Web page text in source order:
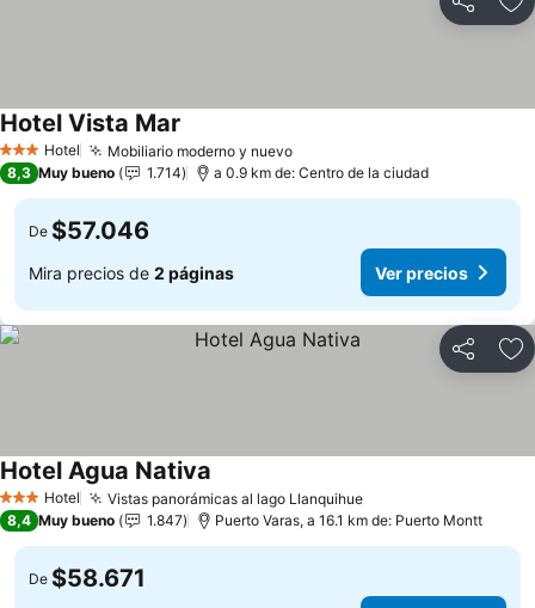
Compartir
3 Estrellas
Hotel Mobiliario moderno y nuevoVer precios
Hotel Vista Mar
8,3 Muy bueno 1.714 a 0.9 km de: Centro de la ciudad
De $57.046
Mira precios de 2 páginas Ver precios
Compartir
3 Estrellas
Hotel Vistas panorámicas al lago LlanquihueVer precios
Hotel Agua Nativa
8,4 Muy bueno 1.847 Puerto Varas, a 16.1 km de: Puerto Montt
De $58.671